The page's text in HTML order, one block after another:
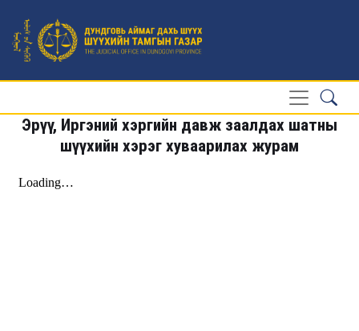
Эрүү, Иргэний хэргийн давж заалдах шатны
шүүхийн хэрэг хуваарилах журам